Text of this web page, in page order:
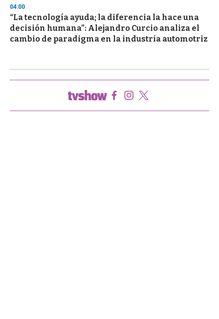
04:00
“La tecnología ayuda; la diferencia la hace una
decisión humana”: Alejandro Curcio analiza el
cambio de paradigma en la industria automotriz